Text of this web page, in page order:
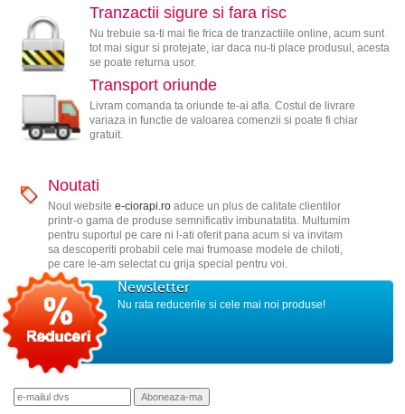
Tranzactii sigure si fara risc
Nu trebuie sa-ti mai fie frica de tranzactiile online, acum sunt
tot mai sigur si protejate, iar daca nu-ti place produsul, acesta
se poate returna usor.
Transport oriunde
Livram comanda ta oriunde te-ai afla. Costul de livrare
variaza in functie de valoarea comenzii si poate fi chiar
gratuit.
Noutati
Noul website e-ciorapi.roaduce un plus de calitate clientilor
printr-o gama de produse semnificativ imbunatatita. Multumim
pentru suportul pe care ni l-ati oferit pana acum si va invitam
sa descoperiti probabil cele mai frumoase modele de chiloti,
pe care le-am selectat cu grija special pentru voi.
Newsletter
Nu rata reducerile si cele mai noi produse!